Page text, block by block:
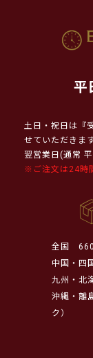
平
土日・祝日は『
せていただきます
翌営業日(通常
※ご注文は24時
全国
660
中国・四
九州・北
沖縄・離
ク）